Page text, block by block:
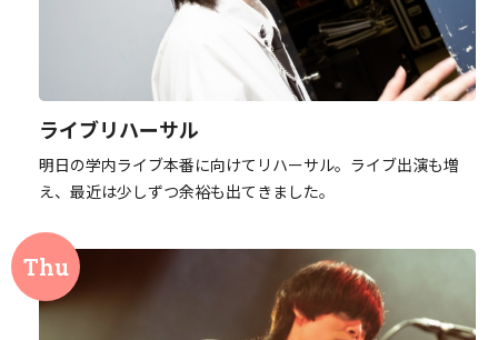
ライブリハーサル
明日の学内ライブ本番に向けてリハーサル。ライブ出演も増
え、最近は少しずつ余裕も出てきました。